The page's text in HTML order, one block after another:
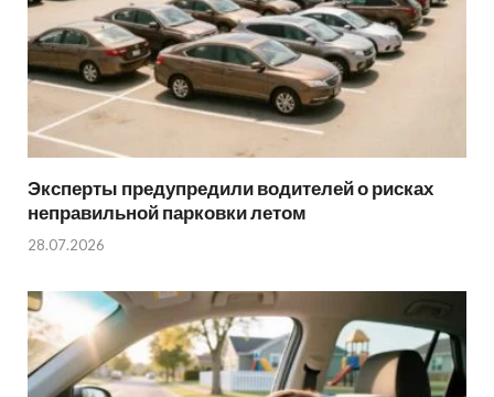
Эксперты предупредили водителей о рисках
неправильной парковки летом
28.07.2026